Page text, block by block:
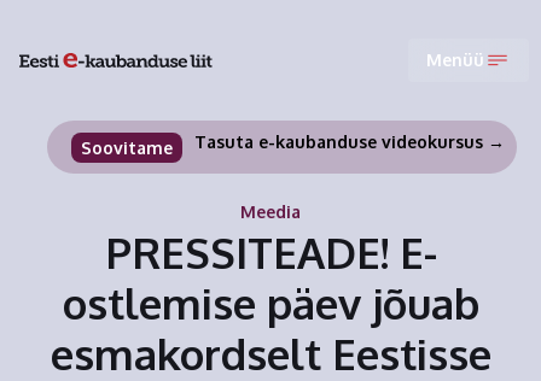
Menüü
Soovitame Tasuta e-kaubanduse videokursus →
Meedia
PRESSITEADE! E-
ostlemise päev jõuab
esmakordselt Eestisse